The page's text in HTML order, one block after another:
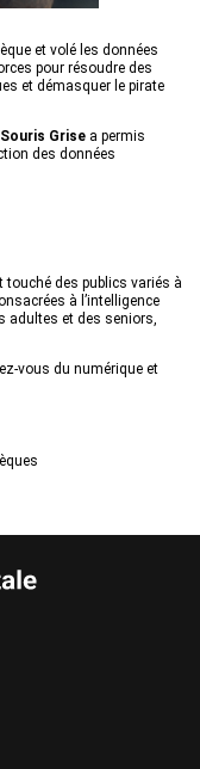
et volé les données
pour résoudre des
et démasquer le pirate
Grise a permis
des données
touché des publics variés à
à l’intelligence
adultes et des seniors,
vous du numérique et